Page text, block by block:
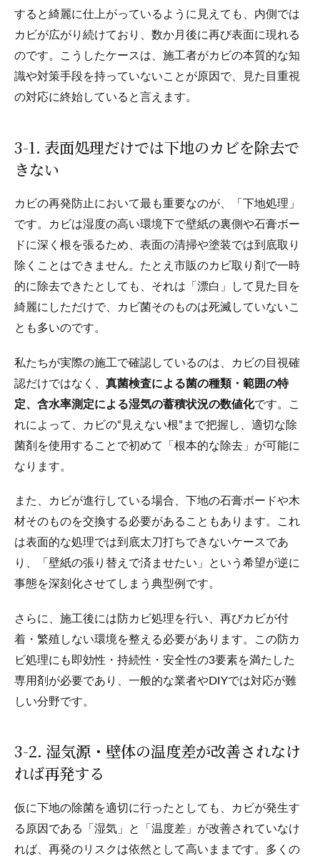
すると綺麗に仕上がっているように見えても、内側では
カビが広がり続けており、数か月後に再び表面に現れる
のです。こうしたケースは、施工者がカビの本質的な知
識や対策手段を持っていないことが原因で、見た目重視
の対応に終始していると言えます。
3-1. 表面処理だけでは下地のカビを除去で
きない
カビの再発防止において最も重要なのが、「下地処理」
です。カビは湿度の高い環境下で壁紙の裏側や石膏ボー
ドに深く根を張るため、表面の清掃や塗装では到底取り
除くことはできません。たとえ市販のカビ取り剤で一時
的に除去できたとしても、それは「漂白」して見た目を
綺麗にしただけで、カビ菌そのものは死滅していないこ
とも多いのです。
私たちが実際の施工で確認しているのは、カビの目視確
認だけではなく、 真菌検査による菌の種類・範囲の特
定、含水率測定による湿気の蓄積状況の数値化です。こ
れによって、カビの“見えない根”まで把握し、適切な除
菌剤を使用することで初めて「根本的な除去」が可能に
なります。
また、カビが進行している場合、下地の石膏ボードや木
材そのものを交換する必要があることもあります。これ
は表面的な処理では到底太刀打ちできないケースであ
り、「壁紙の張り替えで済ませたい」という希望が逆に
事態を深刻化させてしまう典型例です。
さらに、施工後には防カビ処理を行い、再びカビが付
着・繁殖しない環境を整える必要があります。この防カ
ビ処理にも即効性・持続性・安全性の3要素を満たした
専用剤が必要であり、一般的な業者やDIYでは対応が難
しい分野です。
3-2. 湿気源・壁体の温度差が改善されなけ
れば再発する
仮に下地の除菌を適切に行ったとしても、カビが発生す
る原因である「湿気」と「温度差」が改善されていなけ
れば、再発のリスクは依然として高いままです。多くの